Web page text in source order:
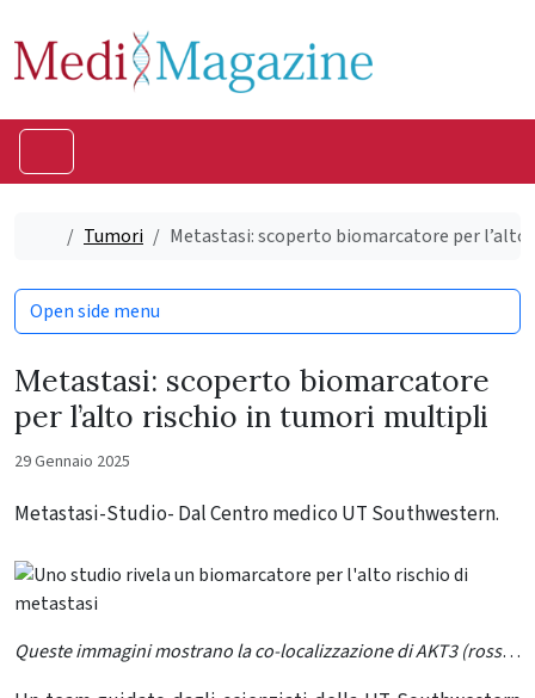
HomeTumori Metastasi: scoperto biomarcatore per
Metastasi: scoperto biomarcatore
per l’alto rischio in tumori multipli
29 Gennaio 2025
Metastasi-Studio- Dal Centro medico UT Southwestern.
Queste immagini mostrano la co-localizzazione di AKT3 (rosso) e del fattore di trascrizione Snail (verde) nel cancro pancreatico umano. La presenza di AKT3 e Snail nel cancro pancreatico umano è stata rilevata tramite immunoistochimica (IHC). Il DNA è stato colorato in blu come controcolorazione. Credito: UT Southwestern Medical Center
Open side menu